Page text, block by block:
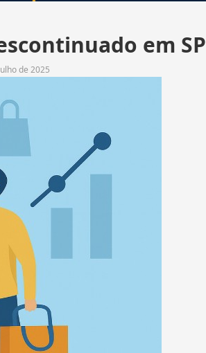
em SP
de 2025